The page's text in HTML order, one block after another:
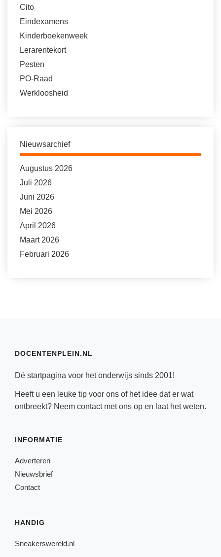
Cito
Eindexamens
Kinderboekenweek
Lerarentekort
Pesten
PO-Raad
Werkloosheid
Nieuwsarchief
Augustus 2026
Juli 2026
Juni 2026
Mei 2026
April 2026
Maart 2026
Februari 2026
DOCENTENPLEIN.NL
Dé startpagina voor het onderwijs sinds 2001!
Heeft u een leuke tip voor ons of het idee dat er wat
ontbreekt? Neem contactmet ons op en laat het weten.
INFORMATIE
Adverteren
Nieuwsbrief
Contact
HANDIG
Sneakerswereld.nl